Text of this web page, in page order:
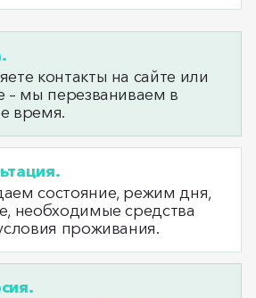
контакты на сайте или
– мы перезваниваем в
время.
состояние, режим дня,
необходимые средства
проживания.